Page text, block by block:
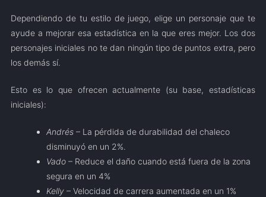
Dependiendo de tu estilo de juego, elige un personaje que te
ayude a mejorar esa estadística en la que eres mejor. Los dos
personajes iniciales no te dan ningún tipo de puntos extra, pero
los demás sí.
Esto es lo que ofrecen actualmente (su base, estadísticas
iniciales):
Andrés– La pérdida de durabilidad del chaleco
disminuyó en un 2%.
Vado– Reduce el daño cuando está fuera de la zona
segura en un 4%
Kelly– Velocidad de carrera aumentada en un 1%